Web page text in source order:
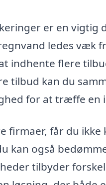
er en vigtig
ledes væk
indhente flere
tilbud kan du
for at træffe en
får du ikke
kan også
tilbyder